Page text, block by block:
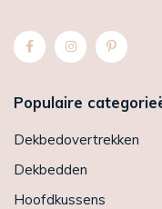
Populaire
Dekbedovertrekken
Dekbedden
Hoofdkussens